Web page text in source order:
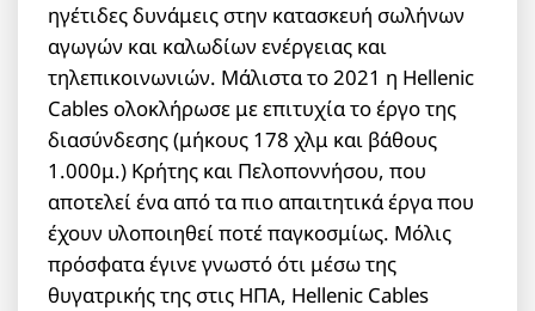
ηγέτιδες δυνάμεις στην κατασκευή σωλήνων
αγωγών και καλωδίων ενέργειας και
τηλεπικοινωνιών. Μάλιστα το 2021 η Hellenic
Cables ολοκλήρωσε με επιτυχία το έργο της
διασύνδεσης (μήκους 178 χλμ και βάθους
1.000μ.) Κρήτης και Πελοποννήσου, που
αποτελεί ένα από τα πιο απαιτητικά έργα που
έχουν υλοποιηθεί ποτέ παγκοσμίως. Μόλις
πρόσφατα έγινε γνωστό ότι μέσω της
θυγατρικής της στις ΗΠΑ, Hellenic Cables